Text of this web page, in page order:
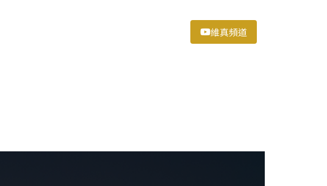
維真頻道